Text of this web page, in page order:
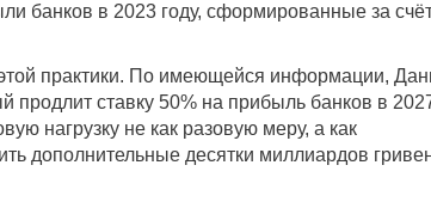
банков в 2023 году, сформированные за
практики. По имеющейся информации,
продлит ставку 50% на прибыль банков в
нагрузку не как разовую меру, а как
дополнительные десятки миллиардов